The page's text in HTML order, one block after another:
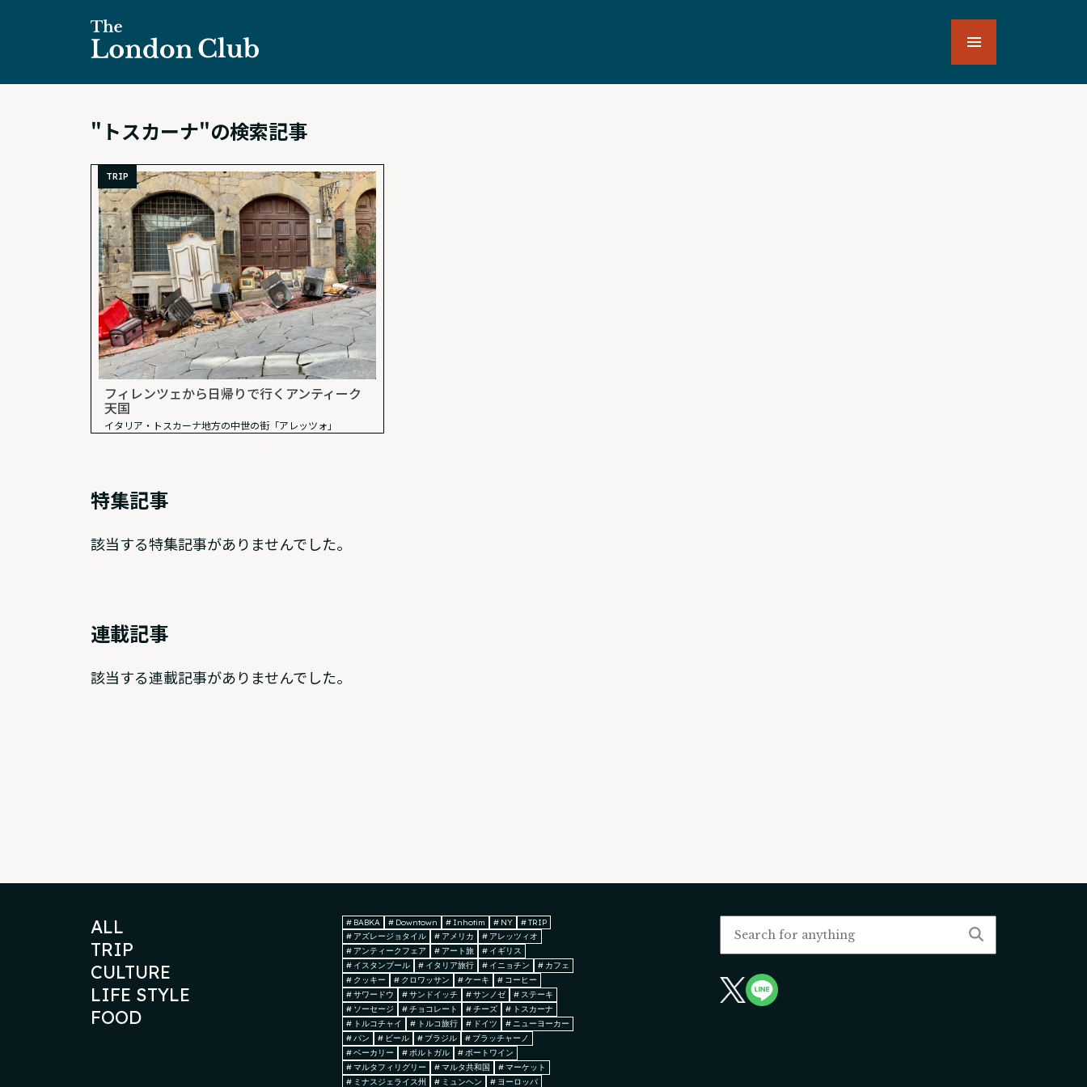
"トスカーナ"の検索記事
TRIP
フィレンツェから日帰りで行くアンティーク
天国
イタリア・トスカーナ地方の中世の街「アレッツォ」
特集記事
該当する特集記事がありませんでした。
連載記事
該当する連載記事がありませんでした。
ALL
TRIP
CULTURE
LIFE STYLE
FOOD
# BABKA # Downtown # Inhotim # NY #TRIP
# アズレージョタイル # アメリカ # アレッツィオ
# アンティークフェア # アート旅 # イギリス
# イスタンブール # イタリア旅行 # イニョチン # カフェ
# クッキー # クロワッサン #ケーキ # コーヒー
#サワードウ #サンドイッチ #サンノゼ # ステーキ
# ソーセージ #チョコレート #チーズ # トスカーナ
# トルコチャイ # トルコ旅行 # ドイツ #ニューヨーカー
#パン # ビール # ブラジル # ブラッチャーノ
#ベーカリー #ポルトガル #ポートワイン
#マルタフィリグリー #マルタ共和国 #マーケット
# ミナスジェライス州 # ミュンヘン # ヨーロッパ